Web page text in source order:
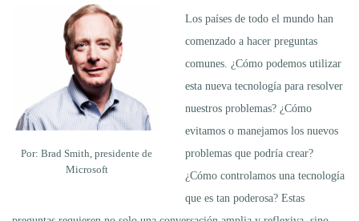
Por: Brad Smith, presidente de
Microsoft
Los países de todo el mundo han
comenzado a hacer preguntas
comunes. ¿Cómo podemos utilizar
esta nueva tecnología para resolver
nuestros problemas? ¿Cómo
evitamos o manejamos los nuevos
problemas que podría crear?
¿Cómo controlamos una tecnología
que es tan poderosa? Estas